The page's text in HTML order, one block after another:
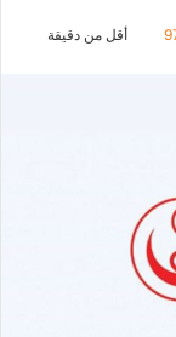
أقل من دقيقة